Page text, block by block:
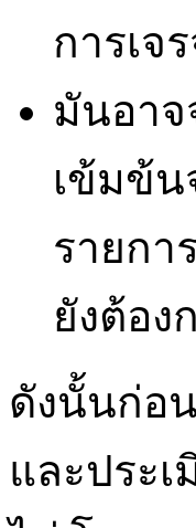
การเจ
มันอาจ
เข้มข้
รายก
ยังต้อง
ดังนั้นก่อ
และประ